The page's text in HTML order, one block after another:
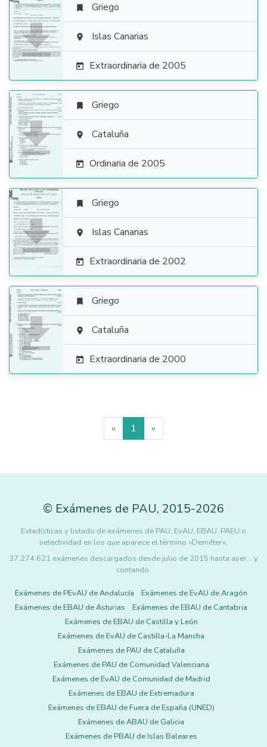

 Griego
 Islas Canarias
 Extraordinaria de 2005

 Griego
 Cataluña
 Ordinaria de 2005

 Griego
 Islas Canarias
 Extraordinaria de 2002

 Griego
 Cataluña
 Extraordinaria de 2000
« 1 »
© Exámenes de PAU, 2015-2026
Estadísticas y listado de exámenes de PAU, EvAU, EBAU, PAEU o
selectividad en los que aparece el término «Deméter».
37.274.621 exámenes descargados desde julio de 2015 hasta ayer... y
contando.
Exámenes de PEvAU de Andalucía
Exámenes de EvAU de Aragón
Exámenes de EBAU de Asturias
Exámenes de EBAU de Cantabria
Exámenes de EBAU de Castilla y León
Exámenes de EvAU de Castilla-La Mancha
Exámenes de PAU de Cataluña
Exámenes de PAU de Comunidad Valenciana
Exámenes de EvAU de Comunidad de Madrid
Exámenes de EBAU de Extremadura
Exámenes de EBAU de Fuera de España (UNED)
Exámenes de ABAU de Galicia
Exámenes de PBAU de Islas Baleares